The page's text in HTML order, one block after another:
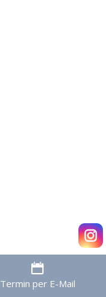
Termin per E-Mail